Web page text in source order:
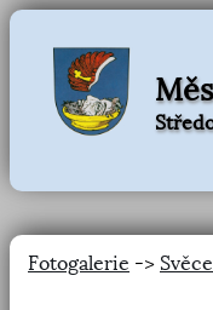
Fotogalerie ->